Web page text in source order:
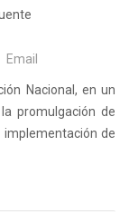
Email
Nacional, en un
promulgación de
de